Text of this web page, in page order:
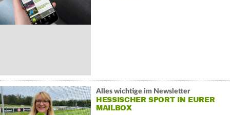
Alles wichtige im Newsletter
HESSISCHER SPORT IN EURER
MAILBOX